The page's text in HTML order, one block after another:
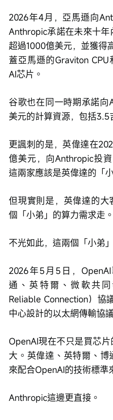
2026年4月，亞馬遜向
Anthropic承諾在未來十年
超過1000億美元，並獲得
蓋亞馬遜的Graviton
AI芯片。
谷歌也在同一時期承諾
美元的計算資源，包括3.5
更諷刺的是，英偉達在
億美元，向Anthropic投資
這兩家應該是英偉達的「
但現實則是，英偉達的
個「小弟」的算力需求走。
不光如此，這兩個「小弟
2026年5月5日，
通、英特爾、微軟共同
Reliable Connection）協
中心設計的以太網傳輸協
OpenAI現在不只是買芯
大。英偉達、英特爾、
來配合OpenAI的技術標準
Anthropic這邊更直接。